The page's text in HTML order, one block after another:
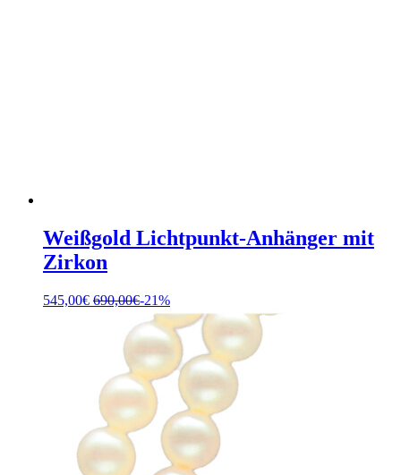
Weißgold Lichtpunkt-Anhänger mit
Zirkon
545,00€ 690,00€-21%